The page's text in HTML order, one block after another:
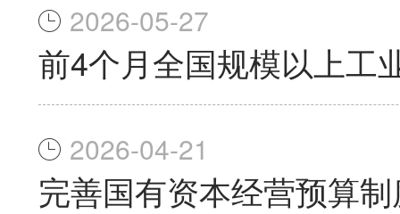
2026-05-27
前4个月全国规模以上工
2026-04-21
完善国有资本经营预算